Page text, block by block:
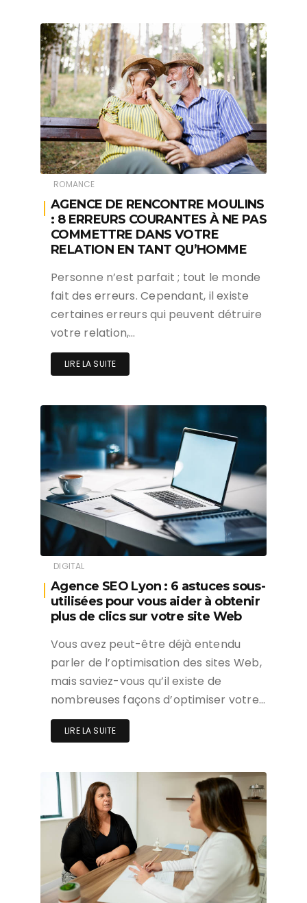
ROMANCE
AGENCE DE RENCONTRE MOULINS
: 8 ERREURS COURANTES À NE PAS
COMMETTRE DANS VOTRE
RELATION EN TANT QU’HOMME
Personne n’est parfait ; tout le monde
fait des erreurs. Cependant, il existe
certaines erreurs qui peuvent détruire
votre relation,…
LIRE LA SUITE
DIGITAL
Agence SEO Lyon : 6 astuces sous-
utilisées pour vous aider à obtenir
plus de clics sur votre site Web
Vous avez peut-être déjà entendu
parler de l’optimisation des sites Web,
mais saviez-vous qu’il existe de
nombreuses façons d’optimiser votre…
LIRE LA SUITE